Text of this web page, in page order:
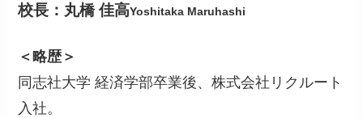
校長：丸橋 佳高Yoshitaka Maruhashi
＜略歴＞
同志社大学 経済学部卒業後、株式会社リクルート
入社。